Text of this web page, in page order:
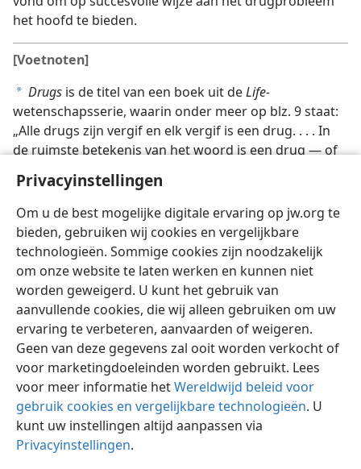
Privacyinstellingen
Om u de best mogelijke digitale ervaring op jw.org te
bieden, gebruiken wij cookies en vergelijkbare
technologieën. Sommige cookies zijn noodzakelijk
om onze website te laten werken en kunnen niet
worden geweigerd. U kunt het gebruik van
aanvullende cookies, die wij alleen gebruiken om uw
ervaring te verbeteren, aanvaarden of weigeren.
Geen van deze gegevens zal ooit worden verkocht of
voor marketingdoeleinden worden gebruikt. Lees
voor meer informatie hetWereldwijd beleid voor
gebruik cookies en vergelijkbare technologieën. U
kunt uw instellingen altijd aanpassen via
Privacyinstellingen.
het hoofd te bieden.
[Voetnoten]
a Drugs is de titel van een boek uit deLife-
wetenschapsserie, waarin onder meer op blz. 9 staat:
„Alle drugs zijn vergif en elk vergif is een drug. . . . In
de ruimste betekenis van het woord is een drug — of
verandering teweeg kan brengen in de functie of
structuur van levend weefsel.”